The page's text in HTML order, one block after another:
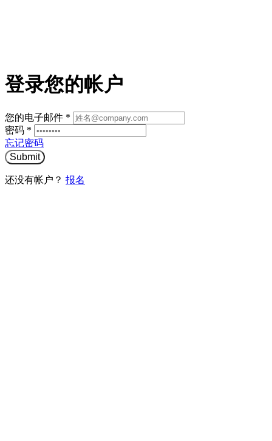
登录您的帐户
您的电子邮件 *
密码 *
忘记密码
Submit
还没有帐户？ 报名